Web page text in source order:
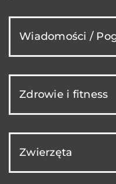
Wiadomości /
Zdrowie i fitness
Zwierzęta